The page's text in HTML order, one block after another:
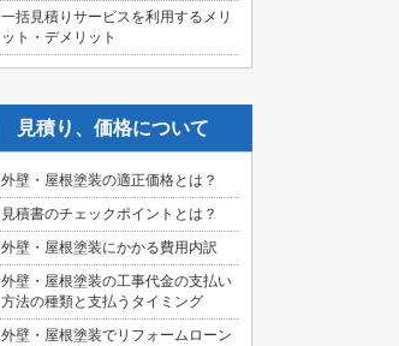
一括見積りサービスを利用するメリ
ット・デメリット
見積り、価格について
外壁・屋根塗装の適正価格とは？
見積書のチェックポイントとは？
外壁・屋根塗装にかかる費用内訳
外壁・屋根塗装の工事代金の支払い
方法の種類と支払うタイミング
外壁・屋根塗装でリフォームローン